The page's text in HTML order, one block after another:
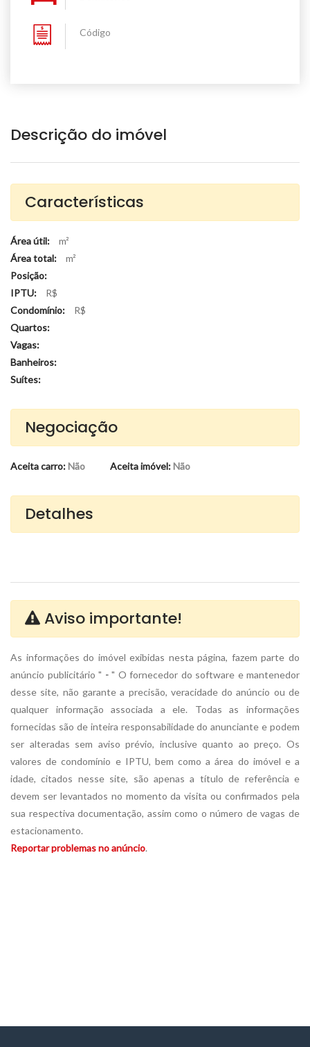
Código
Descrição do imóvel
Características
Área útil:
m²
Área total:
m²
Posição:
IPTU:
R$
Condomínio:
R$
Quartos:
Vagas:
Banheiros:
Suítes:
Negociação
Aceita carro:Não Aceita imóvel:Não
Detalhes
Aviso importante!
As informações do imóvel exibidas nesta página, fazem parte do
anúncio publicitário " - " O fornecedor do software e mantenedor
desse site, não garante a precisão, veracidade do anúncio ou de
qualquer informação associada a ele. Todas as informações
fornecidas são de inteira responsabilidade do anunciantee podem
ser alteradas sem aviso prévio, inclusive quanto ao preço. Os
valores de condomínio e IPTU, bem como a área do imóvel e a
idade, citados nesse site, são apenas a título de referência e
devem ser levantados no momento da visita ou confirmados pela
sua respectiva documentação, assim como o número de vagas de
estacionamento.
Reportar problemas no anúncio.